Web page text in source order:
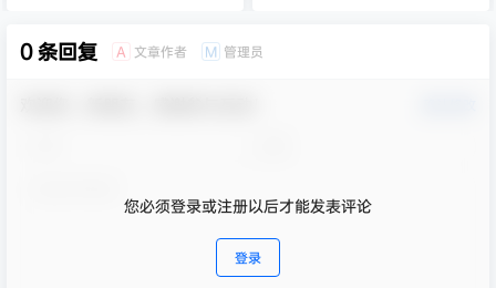
0 条回复 A 文章作者 M 管理员
您必须登录或注册以后才能发表评论
登录